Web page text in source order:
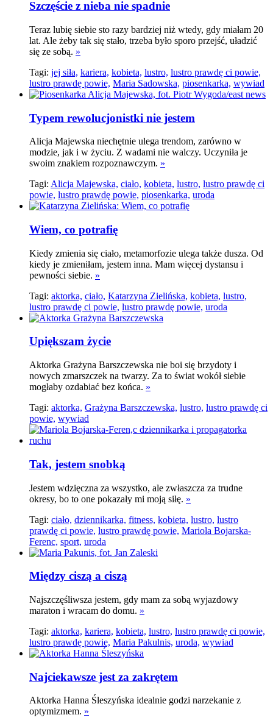
Szczęście z nieba nie spadnie
Teraz lubię siebie sto razy bardziej niż wtedy, gdy miałam 20
lat. Ale żeby tak się stało, trzeba było sporo przejść, uładzić
się ze sobą. »
Tagi: jej siła, kariera, kobieta, lustro, lustro prawdę ci powie,
lustro prawdę powie, Maria Sadowska, piosenkarka, wywiad
Typem rewolucjonistki nie jestem
Alicja Majewska niechętnie ulega trendom, zarówno w
modzie, jak i w życiu. Z wadami nie walczy. Uczyniła je
swoim znakiem rozpoznawczym. »
Tagi: Alicja Majewska, ciało, kobieta, lustro, lustro prawdę ci
powie, lustro prawdę powie, piosenkarka, uroda
Wiem, co potrafię
Kiedy zmienia się ciało, metamorfozie ulega także dusza. Od
kiedy je zmieniłam, jestem inna. Mam więcej dystansu i
pewności siebie. »
Tagi: aktorka, ciało, Katarzyna Zielińska, kobieta, lustro,
lustro prawdę ci powie, lustro prawdę powie, uroda
Upiększam życie
Aktorka Grażyna Barszczewska nie boi się brzydoty i
nowych zmarszczek na twarzy. Za to świat wokół siebie
mogłaby ozdabiać bez końca. »
Tagi: aktorka, Grażyna Barszczewska, lustro, lustro prawdę ci
powie, wywiad
Tak, jestem snobką
Jestem wdzięczna za wszystko, ale zwłaszcza za trudne
okresy, bo to one pokazały mi moją siłę. »
Tagi: ciało, dziennikarka, fitness, kobieta, lustro, lustro
prawdę ci powie, lustro prawdę powie, Mariola Bojarska-
Ferenc, sport, uroda
Między ciszą a ciszą
Najszczęśliwsza jestem, gdy mam za sobą wyjazdowy
maraton i wracam do domu. »
Tagi: aktorka, kariera, kobieta, lustro, lustro prawdę ci powie,
lustro prawdę powie, Maria Pakulnis, uroda, wywiad
Najciekawsze jest za zakrętem
Aktorka Hanna Śleszyńska idealnie godzi narzekanie z
optymizmem. »